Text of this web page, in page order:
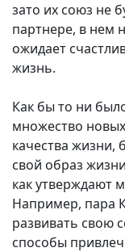
зато их союз не
партнере, в нем
ожидает
жизнь.
Как бы то ни
множество
качества жизни,
свой образ
как утверждают
Например, пара
развивать свою
способы